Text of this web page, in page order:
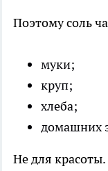
Поэтому соль
муки;
круп;
хлеба;
домашних
Не для